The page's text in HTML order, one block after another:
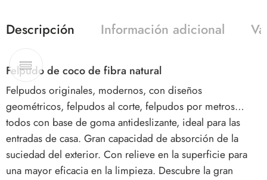
Descripción Información adicional
Felpudo de coco de fibra natural
Felpudos originales, modernos, con diseños
geométricos, felpudos al corte, felpudos por metros…
todos con base de goma antideslizante, ideal para las
entradas de casa. Gran capacidad de absorción de la
suciedad del exterior. Con relieve en la superficie para
una mayor eficacia en la limpieza. Descubre la gran